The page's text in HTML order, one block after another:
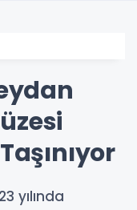
yılında